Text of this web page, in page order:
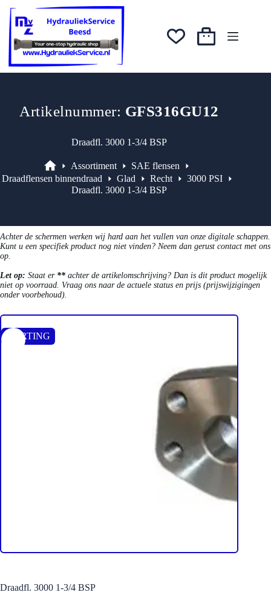
naar
inhoud
was:
€30,02.
€25,52.
Winkelwagen
Artikelnummer: GFS316GU12
Draadfl. 3000 1-3/4 BSP
Assortiment
Assortiment
SAE flensen
Draadflensen binnendraad
Glad Recht
3000 PSI
Draadfl. 3000 1-3/4 BSP
Achter de schermen werken wij hard aan het vullen van onze digitale schappen.
Kunt u een specifiek product nog niet vinden? Neem dan gerust contact met ons
op.
Let op: Staat er ** achter de artikelomschrijving? Dan is dit product mogelijk
niet op voorraad. Vraag ons naar de actuele status en prijs (prijswijzigingen
onder voorbehoud).
KORTING
Draadfl. 3000 1-3/4 BSP